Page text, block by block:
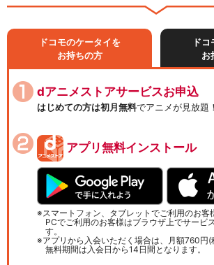
ドコモのケータイを
お持ちの方
ド
お
dアニメストアサービスお申込
はじめての方は初月無料でアニメが見放題！
アプリ無料インストール
スマートフォン、タブレットでご利用のお客
PCでご利用のお客様はブラウザ上でサービ
す。
アプリから入会いただく場合は、月額760円
無料期間は入会日から14日間となります。